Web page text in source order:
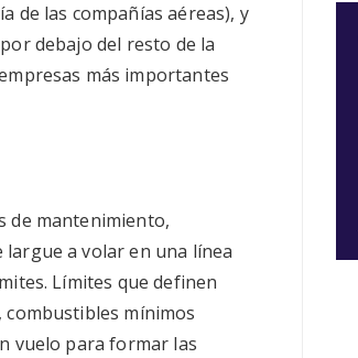
de las compañías aéreas), y
debajo del resto de la
más importantes
de mantenimiento,
largue a volar en una línea
Límites que definen
combustibles mínimos
vuelo para formar las